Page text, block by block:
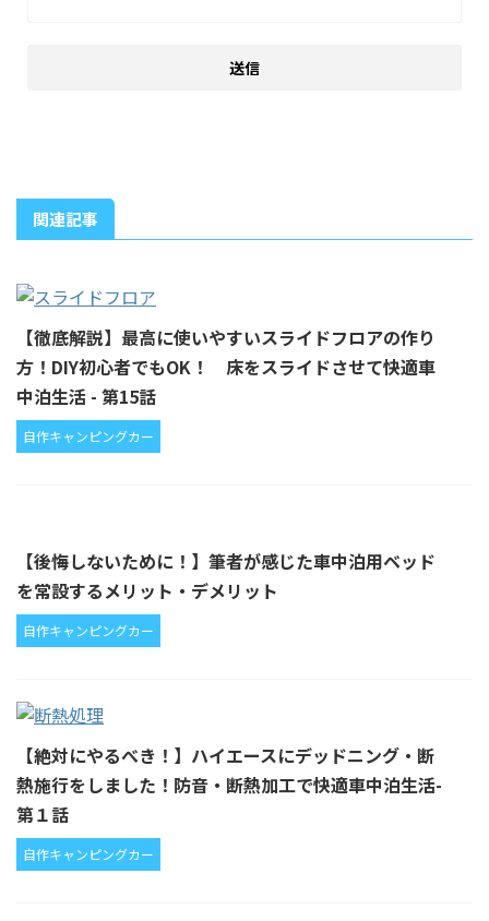
関連記事
【徹底解説】最高に使いやすいスライドフロアの作り
方！DIY初心者でもOK！ 床をスライドさせて快適車
中泊生活 - 第15話
自作キャンピングカー
【後悔しないために！】筆者が感じた車中泊用ベッド
を常設するメリット・デメリット
自作キャンピングカー
【絶対にやるべき！】ハイエースにデッドニング・断
熱施行をしました！防音・断熱加工で快適車中泊生活-
第１話
自作キャンピングカー